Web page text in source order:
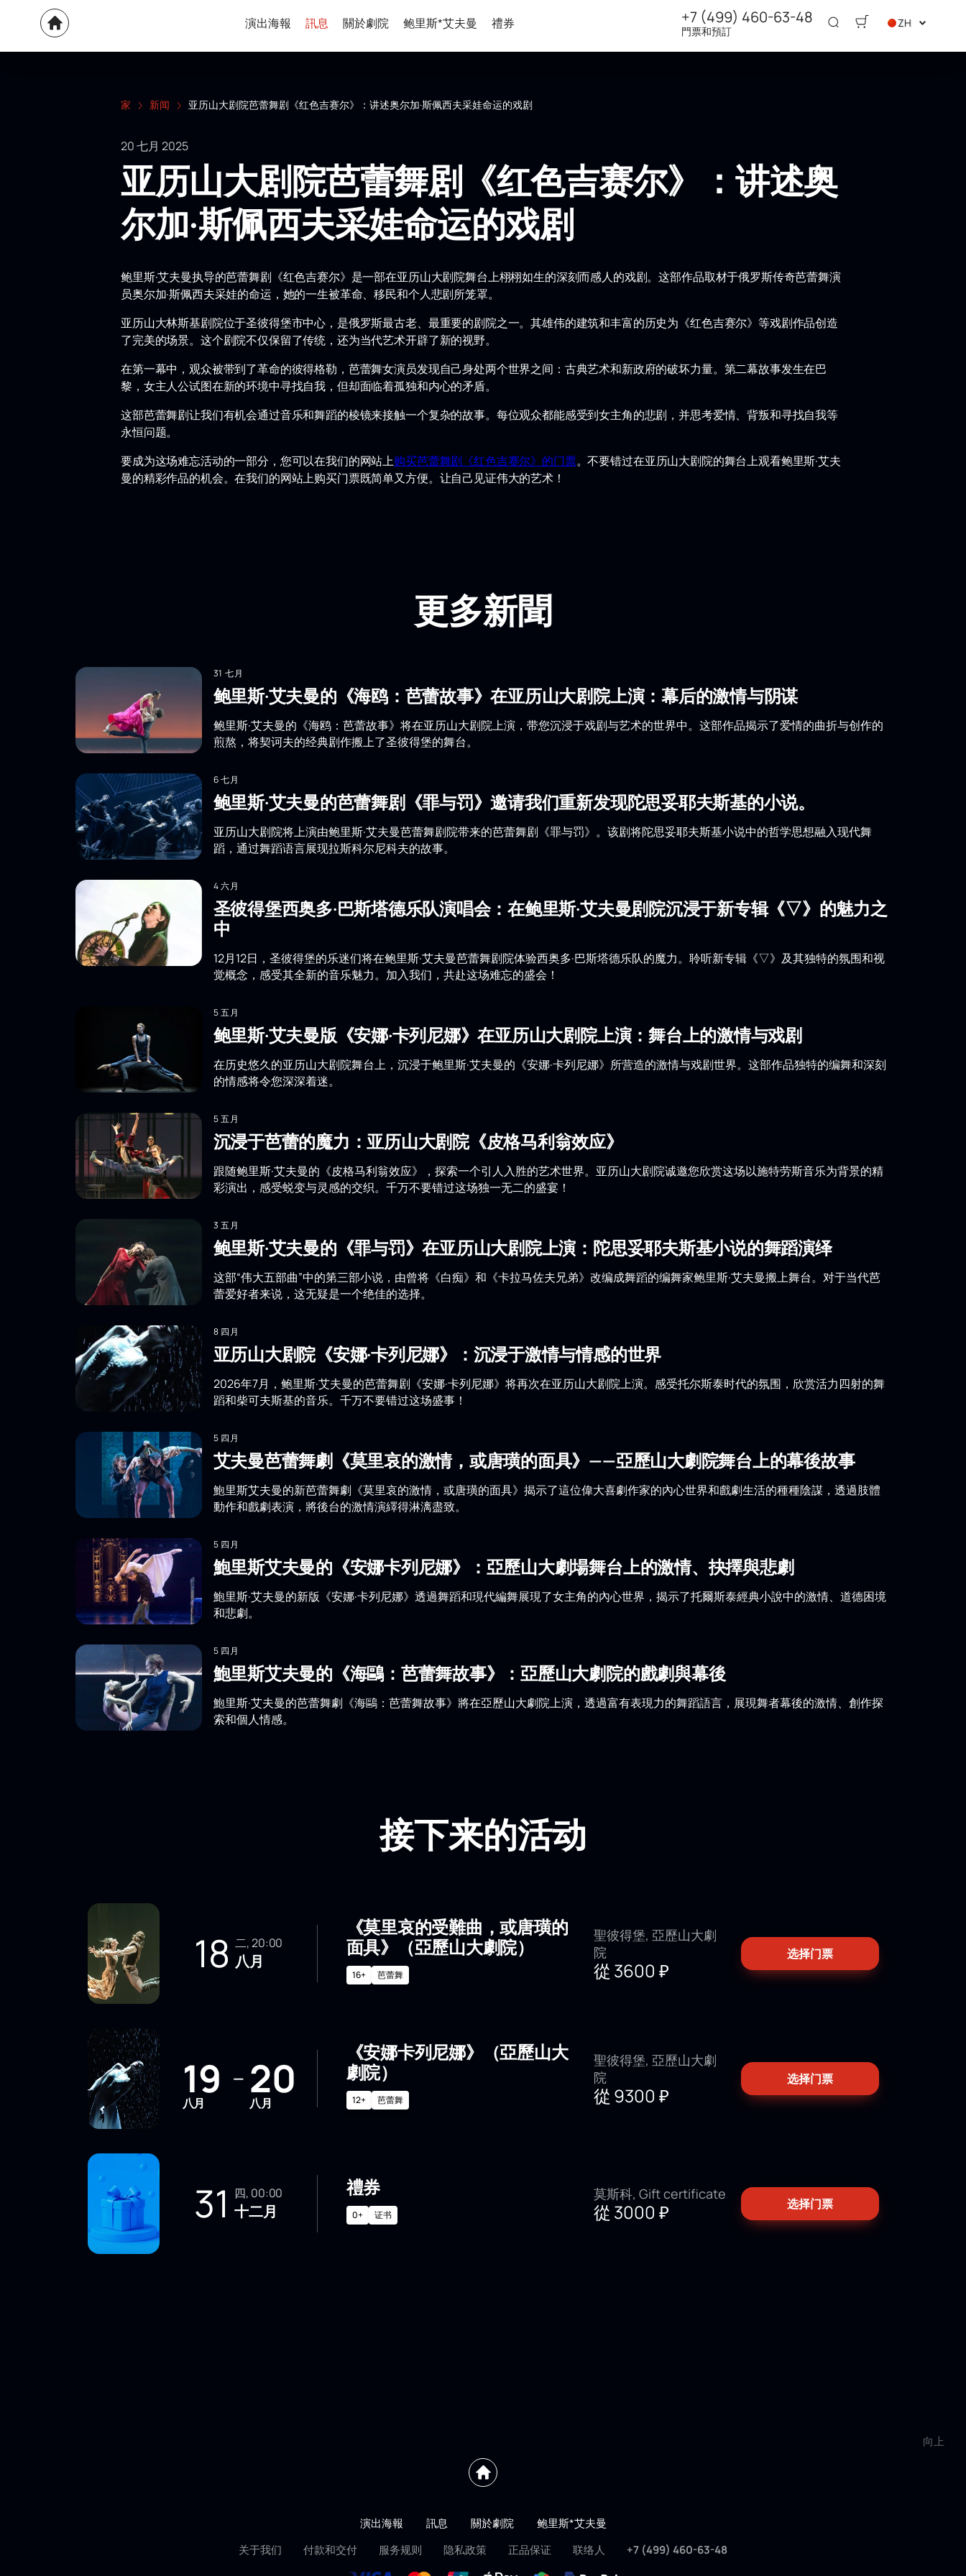
演出海報 訊息 關於劇院 鲍里斯*艾夫曼 禮券 +7 (499) 460-63-48
門票和預訂
ZH
家 新闻 亚历山大剧院芭蕾舞剧《红色吉赛尔》：讲述奥尔加·斯佩西夫采娃命运的戏剧
20 七月 2025
亚历山大剧院芭蕾舞剧《红色吉赛尔》：讲述奥
尔加·斯佩西夫采娃命运的戏剧
鲍里斯·艾夫曼执导的芭蕾舞剧《红色吉赛尔》是一部在亚历山大剧院舞台上栩栩如生的深刻而感人的戏剧。这部作品取材于俄罗斯传奇芭蕾舞演
员奥尔加·斯佩西夫采娃的命运，她的一生被革命、移民和个人悲剧所笼罩。
亚历山大林斯基剧院位于圣彼得堡市中心，是俄罗斯最古老、最重要的剧院之一。其雄伟的建筑和丰富的历史为《红色吉赛尔》等戏剧作品创造
了完美的场景。这个剧院不仅保留了传统，还为当代艺术开辟了新的视野。
在第一幕中，观众被带到了革命的彼得格勒，芭蕾舞女演员发现自己身处两个世界之间：古典艺术和新政府的破坏力量。第二幕故事发生在巴
黎，女主人公试图在新的环境中寻找自我，但却面临着孤独和内心的矛盾。
这部芭蕾舞剧让我们有机会通过音乐和舞蹈的棱镜来接触一个复杂的故事。每位观众都能感受到女主角的悲剧，并思考爱情、背叛和寻找自我等
永恒问题。
要成为这场难忘活动的一部分，您可以在我们的网站上购买芭蕾舞剧《红色吉赛尔》的门票。不要错过在亚历山大剧院的舞台上观看鲍里斯·艾夫
曼的精彩作品的机会。在我们的网站上购买门票既简单又方便。让自己见证伟大的艺术！
更多新聞
31 七月
鲍里斯·艾夫曼的《海鸥：芭蕾故事》在亚历山大剧院上演：幕后的激情与阴谋
鲍里斯·艾夫曼的《海鸥：芭蕾故事》将在亚历山大剧院上演，带您沉浸于戏剧与艺术的世界中。这部作品揭示了爱情的曲折与创作的
煎熬，将契诃夫的经典剧作搬上了圣彼得堡的舞台。
6 七月
鲍里斯·艾夫曼的芭蕾舞剧《罪与罚》邀请我们重新发现陀思妥耶夫斯基的小说。
亚历山大剧院将上演由鲍里斯·艾夫曼芭蕾舞剧院带来的芭蕾舞剧《罪与罚》。该剧将陀思妥耶夫斯基小说中的哲学思想融入现代舞
蹈，通过舞蹈语言展现拉斯科尔尼科夫的故事。
4 六月
圣彼得堡西奥多·巴斯塔德乐队演唱会：在鲍里斯·艾夫曼剧院沉浸于新专辑《▽》的魅力之
中
12月12日，圣彼得堡的乐迷们将在鲍里斯·艾夫曼芭蕾舞剧院体验西奥多·巴斯塔德乐队的魔力。聆听新专辑《▽》及其独特的氛围和视
觉概念，感受其全新的音乐魅力。加入我们，共赴这场难忘的盛会！
5 五月
鲍里斯·艾夫曼版《安娜·卡列尼娜》在亚历山大剧院上演：舞台上的激情与戏剧
在历史悠久的亚历山大剧院舞台上，沉浸于鲍里斯·艾夫曼的《安娜·卡列尼娜》所营造的激情与戏剧世界。这部作品独特的编舞和深刻
的情感将令您深深着迷。
5 五月
沉浸于芭蕾的魔力：亚历山大剧院《皮格马利翁效应》
跟随鲍里斯·艾夫曼的《皮格马利翁效应》，探索一个引人入胜的艺术世界。亚历山大剧院诚邀您欣赏这场以施特劳斯音乐为背景的精
彩演出，感受蜕变与灵感的交织。千万不要错过这场独一无二的盛宴！
3 五月
鲍里斯·艾夫曼的《罪与罚》在亚历山大剧院上演：陀思妥耶夫斯基小说的舞蹈演绎
这部“伟大五部曲”中的第三部小说，由曾将《白痴》和《卡拉马佐夫兄弟》改编成舞蹈的编舞家鲍里斯·艾夫曼搬上舞台。对于当代芭
蕾爱好者来说，这无疑是一个绝佳的选择。
8 四月
亚历山大剧院《安娜·卡列尼娜》：沉浸于激情与情感的世界
2026年7月，鲍里斯·艾夫曼的芭蕾舞剧《安娜·卡列尼娜》将再次在亚历山大剧院上演。感受托尔斯泰时代的氛围，欣赏活力四射的舞
蹈和柴可夫斯基的音乐。千万不要错过这场盛事！
5 四月
艾夫曼芭蕾舞劇《莫里哀的激情，或唐璜的面具》——亞歷山大劇院舞台上的幕後故事
鮑里斯艾夫曼的新芭蕾舞劇《莫里哀的激情，或唐璜的面具》揭示了這位偉大喜劇作家的內心世界和戲劇生活的種種陰謀，透過肢體
動作和戲劇表演，將後台的激情演繹得淋漓盡致。
5 四月
鮑里斯艾夫曼的《安娜卡列尼娜》：亞歷山大劇場舞台上的激情、抉擇與悲劇
鮑里斯·艾夫曼的新版《安娜·卡列尼娜》透過舞蹈和現代編舞展現了女主角的內心世界，揭示了托爾斯泰經典小說中的激情、道德困境
和悲劇。
5 四月
鮑里斯艾夫曼的《海鷗：芭蕾舞故事》：亞歷山大劇院的戲劇與幕後
鮑里斯·艾夫曼的芭蕾舞劇《海鷗：芭蕾舞故事》將在亞歷山大劇院上演，透過富有表現力的舞蹈語言，展現舞者幕後的激情、創作探
索和個人情感。
接下来的活动
18 二, 20:00
八月
《莫里哀的受難曲，或唐璜的
面具》（亞歷山大劇院）
16+ 芭蕾舞
聖彼得堡, 亞歷山大劇
院
從 3600 ₽
选择门票
19
八月
— 20
八月
《安娜卡列尼娜》（亞歷山大
劇院）
12+ 芭蕾舞
聖彼得堡, 亞歷山大劇
院
從 9300 ₽
选择门票
31 四, 00:00
十二月
禮券
0+ 证书
莫斯科, Gift certificate
從 3000 ₽ 选择门票
向上
演出海報 訊息 關於劇院
鲍里斯*艾夫曼
关于我们
付款和交付 服务规则 隐私政策 正品保证 联络人 +7 (499) 460-63-48